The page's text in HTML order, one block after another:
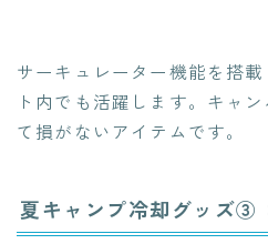
サーキュレーター機能を搭
ト内でも活躍します。キャ
て損がないアイテムです。
夏キャンプ冷却グッズ③